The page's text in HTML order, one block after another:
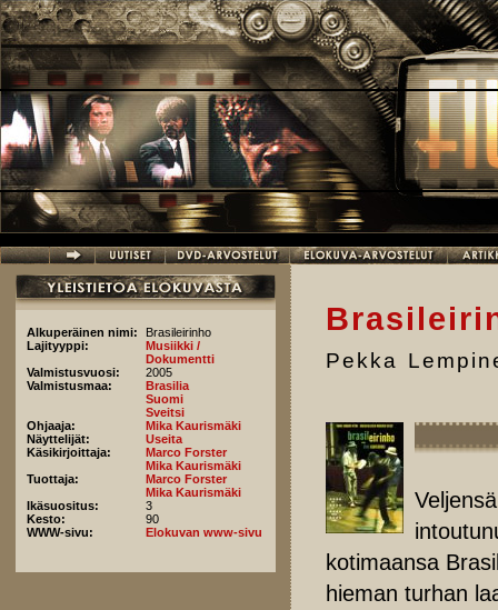
Hyppää pääsisältöön
Alkuperäinen nimi:
Brasileirinho
Lajityyppi:
Musiikki /
Dokumentti
Valmistusvuosi:
2005
Valmistusmaa:
Brasilia
Suomi
Sveitsi
Ohjaaja:
Mika Kaurismäki
Näyttelijät:
Useita
Käsikirjoittaja:
Marco Forster
Mika Kaurismäki
Tuottaja:
Marco Forster
Mika Kaurismäki
Ikäsuositus:
3
Kesto:
90
WWW-sivu:
Elokuvan www-sivu
Pekka
kotimaansa
hieman turhan